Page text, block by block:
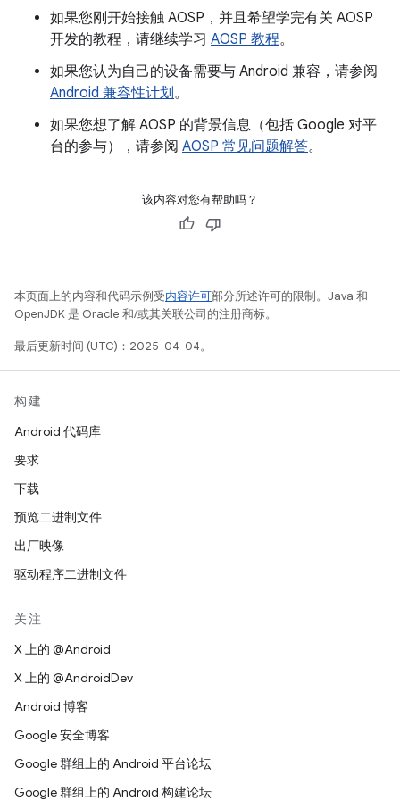
如果您刚开始接触 AOSP，并且希望学完有关 AOSP
开发的教程，请继续学习 AOSP 教程。
如果您认为自己的设备需要与 Android 兼容，请参阅
Android 兼容性计划。
如果您想了解 AOSP 的背景信息（包括 Google 对平
台的参与），请参阅 AOSP 常见问题解答。
该内容对您有帮助吗？
本页面上的内容和代码示例受内容许可部分所述许可的限制。Java 和
OpenJDK 是 Oracle 和/或其关联公司的注册商标。
最后更新时间 (UTC)：2025-04-04。
构建
Android 代码库
要求
下载
预览二进制文件
出厂映像
驱动程序二进制文件
关注
X 上的 @Android
X 上的 @AndroidDev
Android 博客
Google 安全博客
Google 群组上的 Android 平台论坛
Google 群组上的 Android 构建论坛